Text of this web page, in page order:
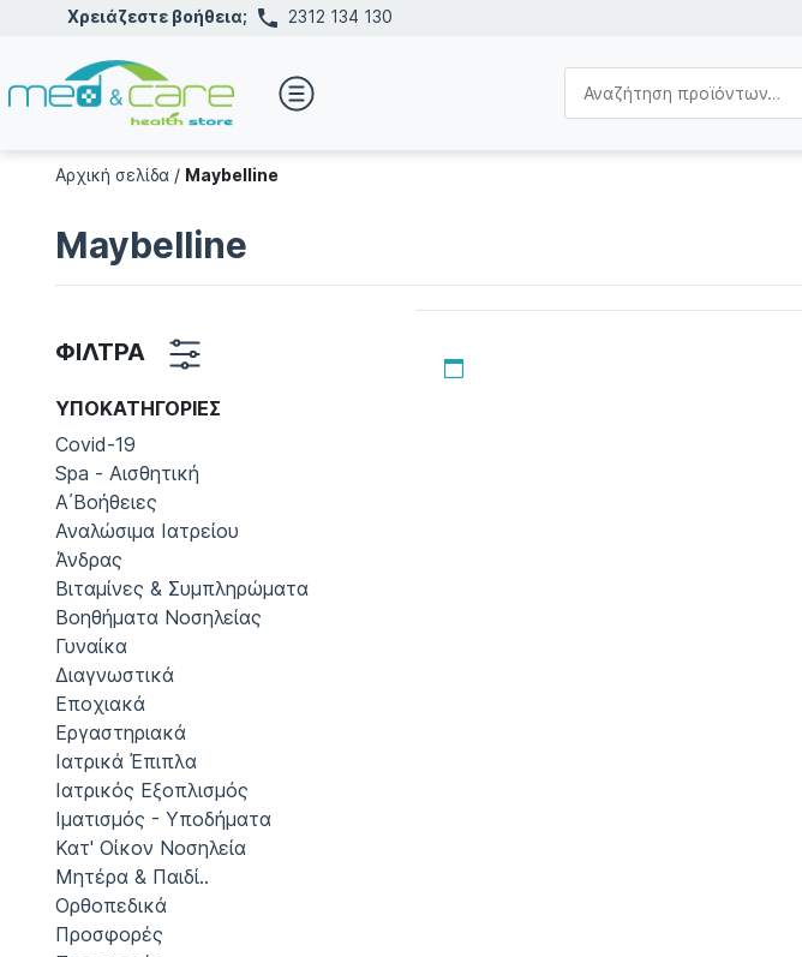
Χρειάζεστε βοήθεια; 2312 134 130
Αρχική σελίδα/ Maybelline
Maybelline
ΦΙΛΤΡΑ
ΥΠΟΚΑΤΗΓΟΡΊΕΣ
Covid-19
Spa - Αισθητική
Α΄Βοήθειες
Αναλώσιμα Ιατρείου
Άνδρας
Βιταμίνες & Συμπληρώματα
Βοηθήματα Νοσηλείας
Γυναίκα
Διαγνωστικά
Εποχιακά
Εργαστηριακά
Ιατρικά Έπιπλα
Ιατρικός Εξοπλισμός
Ιματισμός - Υποδήματα
Κατ' Οίκον Νοσηλεία
Μητέρα & Παιδί..
Ορθοπεδικά
Προσφορές